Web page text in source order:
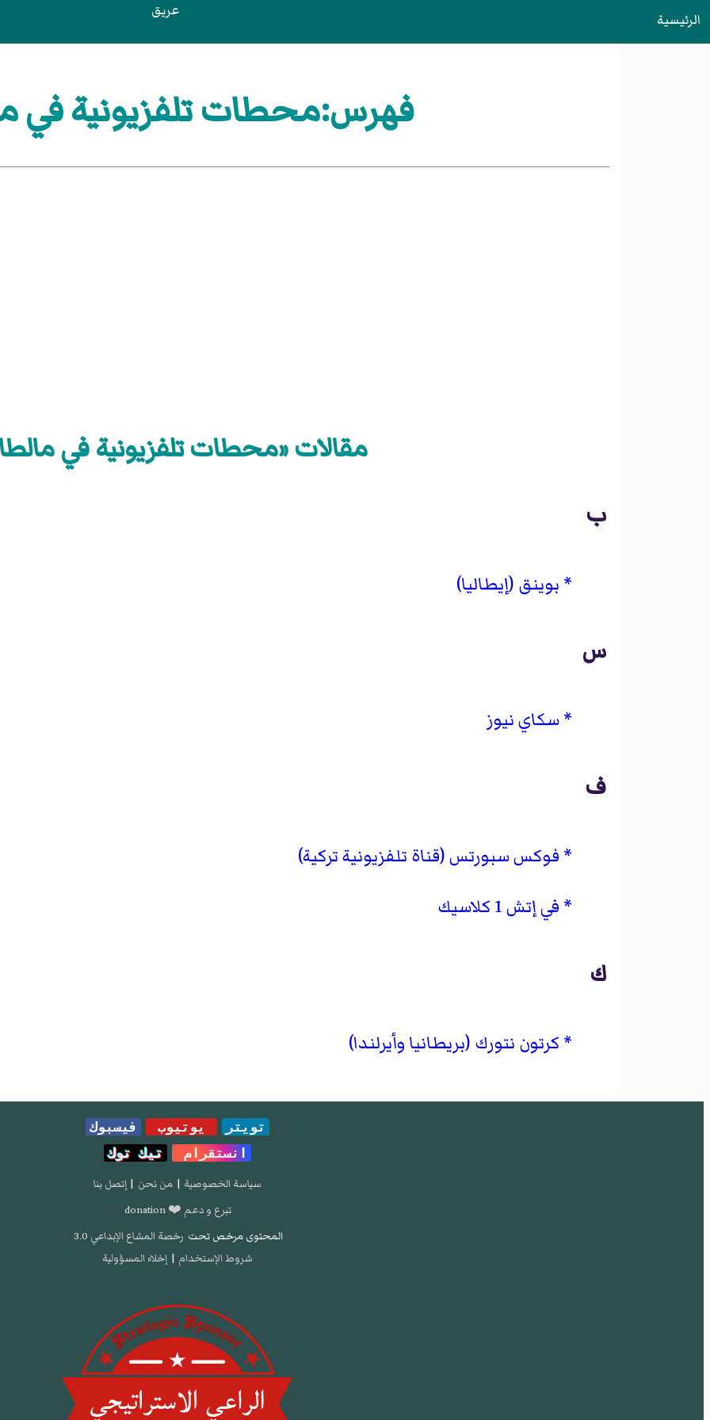
الرئيسية عريق
فهرس:محطات تلفزيونية في
مقالات «محطات تلفزيونية في
ب
بوينق (إيطاليا)
س
سكاي نيوز
ف
فوكس سبورتس (قناة تلفزيونية تركية)
في إتش 1 كلاسيك
ك
كرتون نتورك (بريطانيا وأيرلندا)
تويتر يوتيوب
فيسبوك
انستقرام
تيك توك
سياسة الخصوصية | من نحن | إتصل بنا
تبرع و دعم ❤️ donation
المحتوى مرخص تحت رخصة المشاع الإبداعي 3.0
شروط الإستخدام | إخلاء المسؤولية